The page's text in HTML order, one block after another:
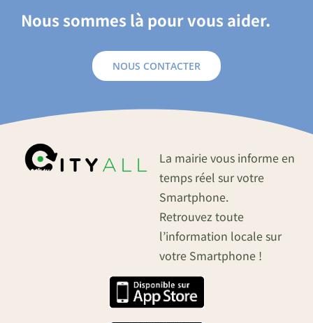
Nous sommes là pour vous aider.
NOUS CONTACTER
La mairie vous informe en
temps réel sur votre
Smartphone.
Retrouvez toute
l’information locale sur
votre Smartphone !